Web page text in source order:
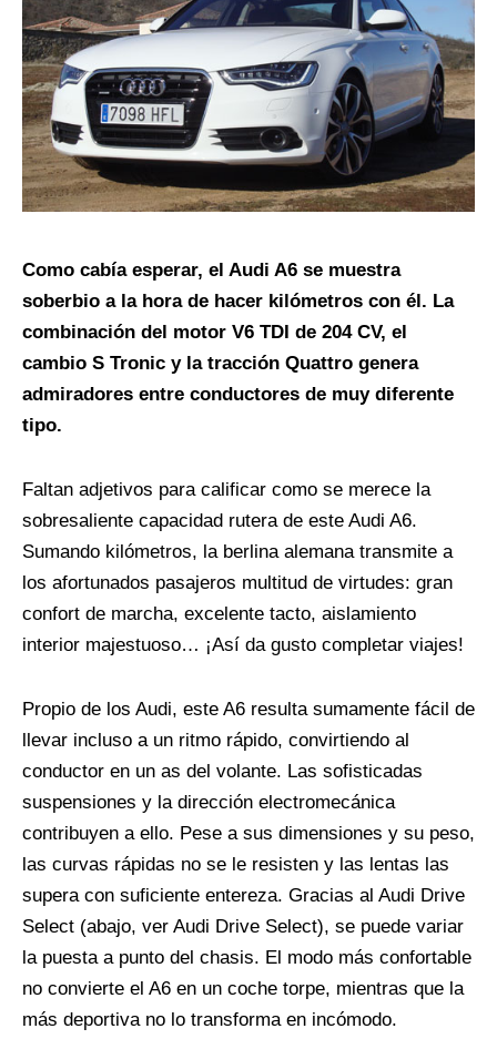
Como cabía esperar, el Audi A6 se muestra
soberbio a la hora de hacer kilómetros con él. La
combinación del motor V6 TDI de 204 CV, el
cambio S Tronic y la tracción Quattro genera
admiradores entre conductores de muy diferente
tipo.
Faltan adjetivos para calificar como se merece la
sobresaliente capacidad rutera de este Audi A6.
Sumando kilómetros, la berlina alemana transmite a
los afortunados pasajeros multitud de virtudes: gran
confort de marcha, excelente tacto, aislamiento
interior majestuoso… ¡Así da gusto completar viajes!
Propio de los Audi, este A6 resulta sumamente fácil de
llevar incluso a un ritmo rápido, convirtiendo al
conductor en un as del volante. Las sofisticadas
suspensiones y la dirección electromecánica
contribuyen a ello. Pese a sus dimensiones y su peso,
las curvas rápidas no se le resisten y las lentas las
supera con suficiente entereza. Gracias al Audi Drive
Select (abajo, ver Audi Drive Select), se puede variar
la puesta a punto del chasis. El modo más confortable
no convierte el A6 en un coche torpe, mientras que la
más deportiva no lo transforma en incómodo.